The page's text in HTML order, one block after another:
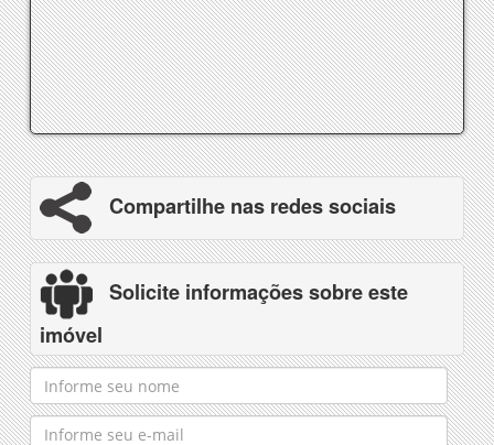
Compartilhe nas redes sociais
Solicite informações sobre este
imóvel